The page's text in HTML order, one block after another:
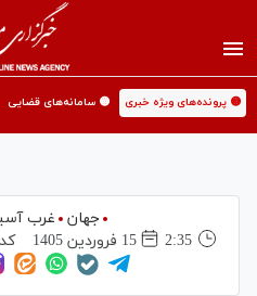
🟡 پرونده‌های ویژه خبری 🟡 سامانه‌های قضایی
جهان
غرب
2:35
15 فروردين 1405